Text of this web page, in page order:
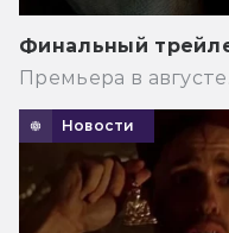
Финальный
Премьера в августе.
Новости